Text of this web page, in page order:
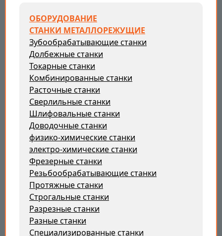
ОБОРУДОВАНИЕ
СТАНКИ МЕТАЛЛОРЕЖУЩИЕ
Зубообрабатывающие станки
Долбежные станки
Токарные станки
Комбинированные станки
Расточные станки
Сверлильные станки
Шлифовальные станки
Доводочные станки
физико-химические станки
электро-химические станки
Фрезерные станки
Резьбообрабатывающие станки
Протяжные станки
Строгальные станки
Разрезные станки
Разные станки
Специализированные станки